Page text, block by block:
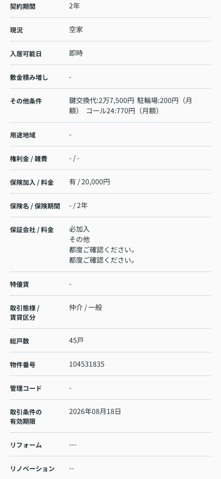
契約期間 2年
現況 空家
入居可能日 即時
敷金積み増し -
その他条件
鍵交換代:2万7,500円 駐輪場:200円（月
額） コール24:770円（月額）
用途地域 -
権利金 / 雑費 - / -
保険加入 / 料金 有 / 20,000円
保険名 / 保険期間 - / 2年
保証会社 / 料金
必加入
その他
都度ご確認ください。
都度ご確認ください。
特優賃 -
取引態様 /
賃貸区分
仲介 / 一般
総戸数 45戸
物件番号 104531835
管理コード -
取引条件の
有効期限
2026年08月18日
リフォーム ---
リノベーション --